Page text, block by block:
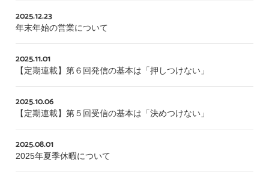
2025.12.23
年末年始の営業について
2025.11.01
【定期連載】第６回発信の基本は「押しつけない」
2025.10.06
【定期連載】第５回受信の基本は「決めつけない」
2025.08.01
2025年夏季休暇について